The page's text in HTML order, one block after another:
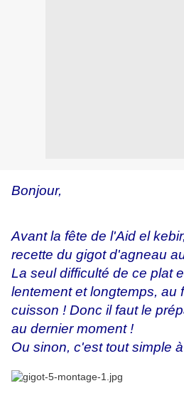
Bonjour,
Avant la fête de l'Aid el
recette du gigot d'agneau
La seul difficulté de ce plat
lentement et longtemps, au
cuisson ! Donc il faut le
au dernier moment !
Ou sinon, c'est tout simple